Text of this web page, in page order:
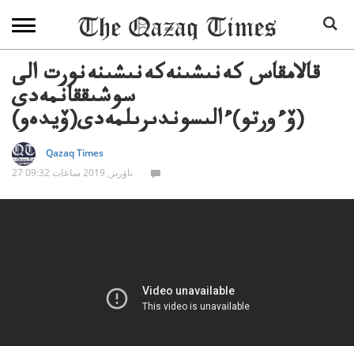
قالامقاس كەنىشىنەكەنىشىنەنورت الى
سوشىققانمەدى
(ۆءورتو)ءالىسوندىرىلمەدى(ۆيدەو)
Qazaq Times
27 ناۋرىز, 2019 ساعات 09:32